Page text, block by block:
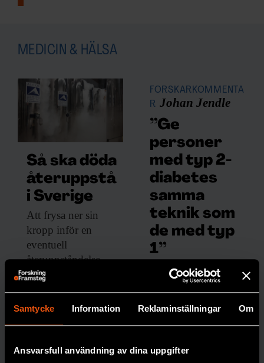
Samtycke Information Reklaminställningar Om
Ansvarsfull användning av dina uppgifter
MEDICIN & HÄLSA
Så ska döda
återuppstå
i Sverige
Att frysa ner sin
kropp inför en
eventuell
återuppståndelse
kostar drygt två
planeras ett lager för
PREMIUM
FORSKARKOMMENTA
R Johan Jendle
”Ge
personer
med typ 2-
diabetes
samma
teknik som
de med typ
1”
Att de
inte
erbjuds
löpand
e